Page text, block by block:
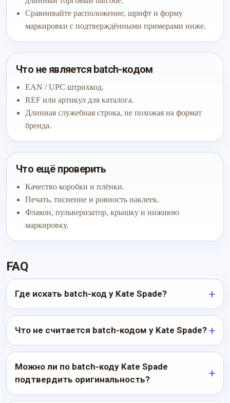
Сравнивайте расположение, шрифт и форму
маркировки с подтверждёнными примерами ниже.
Что не является batch-кодом
EAN / UPC штрихкод.
REF или артикул для каталога.
Длинная служебная строка, не похожая на формат
бренда.
Что ещё проверить
Качество коробки и плёнки.
Печать, тиснение и ровность наклеек.
Флакон, пульверизатор, крышку и нижнюю
маркировку.
FAQ
Где искать batch-код у Kate Spade?
Что не считается batch-кодом у Kate Spade?
Можно ли по batch-коду Kate Spade
подтвердить оригинальность?